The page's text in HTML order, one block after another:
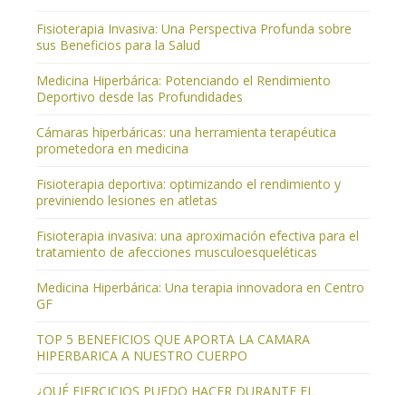
Fisioterapia Invasiva: Una Perspectiva Profunda sobre
sus Beneficios para la Salud
Medicina Hiperbárica: Potenciando el Rendimiento
Deportivo desde las Profundidades
Cámaras hiperbáricas: una herramienta terapéutica
prometedora en medicina
Fisioterapia deportiva: optimizando el rendimiento y
previniendo lesiones en atletas
Fisioterapia invasiva: una aproximación efectiva para el
tratamiento de afecciones musculoesqueléticas
Medicina Hiperbárica: Una terapia innovadora en Centro
GF
TOP 5 BENEFICIOS QUE APORTA LA CAMARA
HIPERBARICA A NUESTRO CUERPO
¿QUÉ EJERCICIOS PUEDO HACER DURANTE EL